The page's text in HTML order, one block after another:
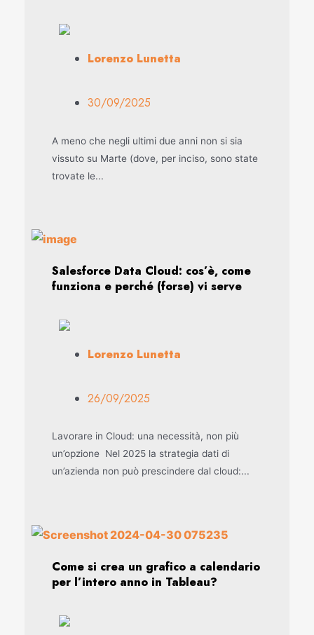
Lorenzo Lunetta
30/09/2025
A meno che negli ultimi due anni non si sia
vissuto su Marte (dove, per inciso, sono state
trovate le...
Salesforce Data Cloud: cos’è, come
funziona e perché (forse) vi serve
Lorenzo Lunetta
26/09/2025
Lavorare in Cloud: una necessità, non più
un’opzione Nel 2025 la strategia dati di
un’azienda non può prescindere dal cloud:...
Come si crea un grafico a calendario
per l’intero anno in Tableau?